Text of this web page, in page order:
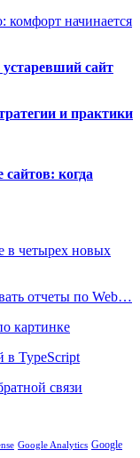
комфорт начинается
сайт
и практики
когда
в четырех новых
отчеты по Web…
картинке
в TypeScript
связи
Google Analytics Google